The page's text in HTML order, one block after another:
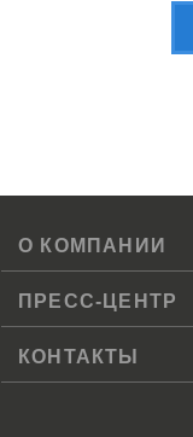
О КОМПАНИИ
ПРЕСС-ЦЕНТР
КОНТАКТЫ